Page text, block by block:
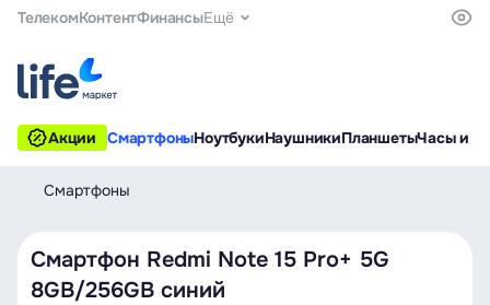
ТелекомКонтентФинансыЕщё
Акции СмартфоныНоутбукиНаушникиПланшетыЧасы и
Смартфоны
Смартфон Redmi Note 15 Pro+ 5G
8GB/256GB синий